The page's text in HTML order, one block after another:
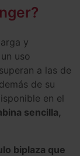
y
uso
a las de
de su
en el
sencilla,
biplaza que